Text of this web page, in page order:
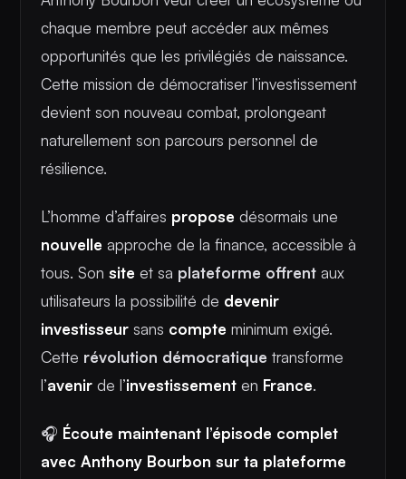
chaque membre peut accéder aux mêmes
opportunités que les privilégiés de naissance.
Cette mission de démocratiser l’investissement
devient son nouveau combat, prolongeant
naturellement son parcours personnel de
résilience.
L’homme d’affaires propose désormais une
nouvelle approche de la finance, accessible à
tous. Son site et sa plateforme offrent aux
utilisateurs la possibilité de devenir
investisseur sans compte minimum exigé.
Cette révolution démocratique transforme
l’avenir de l’investissement en France.
🎧 Écoute maintenant l’épisode complet
avec Anthony Bourbon sur ta plateforme